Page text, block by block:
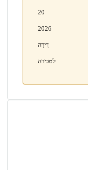
20
2026
דִירָה
למכירה